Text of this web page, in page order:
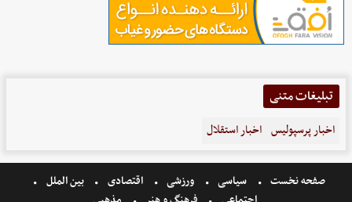
تبلیغات متنی
اخبار پرسپولیس اخبار استقلال
صفحه نخست سیاسی ورزشی اقتصادی
بین الملل